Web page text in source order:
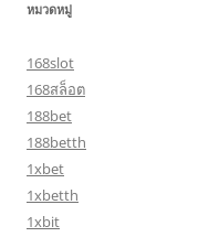
หมวดหมู่
168slot
168สล็อต
188bet
188betth
1xbet
1xbetth
1xbit